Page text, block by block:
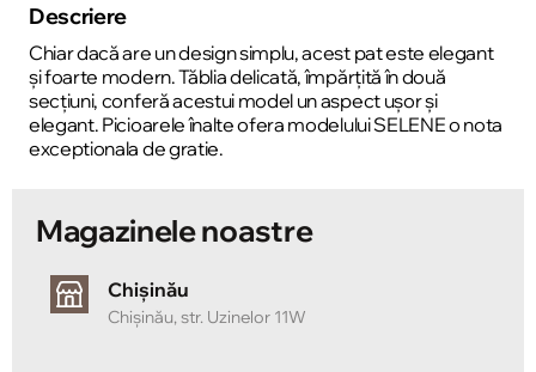
Descriere
Chiar dacă are un design simplu, acest pat este elegant
și foarte modern. Tăblia delicată, împărțită în două
secțiuni, conferă acestui model un aspect ușor și
elegant. Picioarele înalte ofera modelului SELENE o nota
exceptionala de gratie.
Magazinele noastre
Chișinău
Chișinău, str. Uzinelor 11W